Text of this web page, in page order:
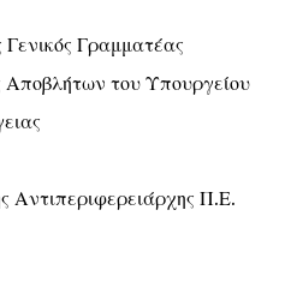
Γραμματέας
Αποβλήτων του Υπουργείου
Αντιπεριφερειάρχης Π.Ε.